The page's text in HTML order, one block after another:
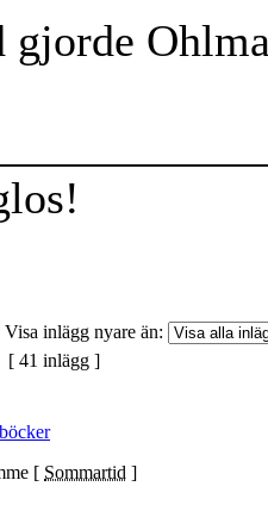
gjorde
Visa inlägg nyare än:
[ 41 inlägg ]
[ Sommartid ]